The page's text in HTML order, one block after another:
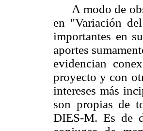
A modo de
en ''Variación
importantes en
aportes
evidencian
proyecto y con
intereses más
son propias de
DIES-M. Es de